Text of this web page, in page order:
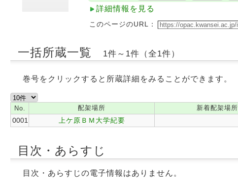
詳細情報を見る
このページのURL：
一括所蔵一覧 1件～1件（全1件）
巻号をクリックすると所蔵詳細をみることができます。
No. 配架場所 新着配架場所
0001 上ケ原ＢＭ大学紀要
目次・あらすじ
目次・あらすじの電子情報はありません。